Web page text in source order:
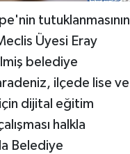
tutuklanmasının
Üyesi Eray
belediye
ilçede lise ve
için dijital eğitim
halkla
Belediye